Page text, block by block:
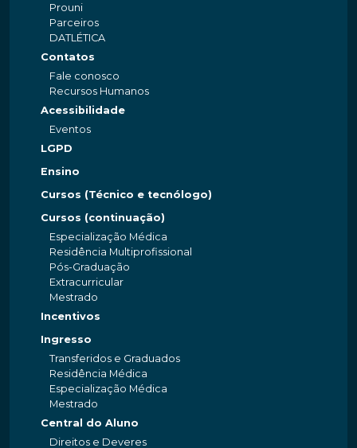
Prouni
Parceiros
DATLÉTICA
Contatos
Fale conosco
Recursos Humanos
Acessibilidade
Eventos
LGPD
Ensino
Cursos (Técnico e tecnólogo)
Cursos (continuação)
Especialização Médica
Residência Multiprofissional
Pós-Graduação
Extracurricular
Mestrado
Incentivos
Ingresso
Transferidos e Graduados
Residência Médica
Especialização Médica
Mestrado
Central do Aluno
Direitos e Deveres